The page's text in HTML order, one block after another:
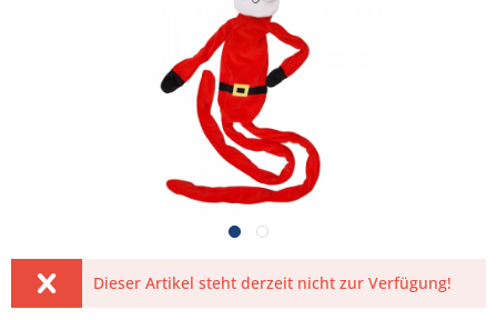
Dieser Artikel steht derzeit nicht zur Verfügung!